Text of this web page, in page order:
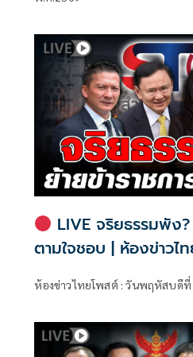
LIVE จริยธรรมพัง?
ตามใจชอบ | ห้องข่าวไ
ห้องข่าวไทยโพสต์ : วันพฤหัสบดีที่